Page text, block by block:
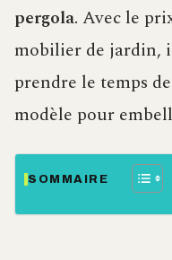
pergola. Avec le
mobilier de jardin,
prendre le temps
modèle pour
SOMMAIRE